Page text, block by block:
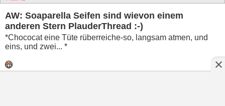
AW: Soaparella Seifen sind wievon einem
anderen Stern PlauderThread :-)
*Chococat eine Tüte rüberreiche-so, langsam atmen, und
eins, und zwei... *